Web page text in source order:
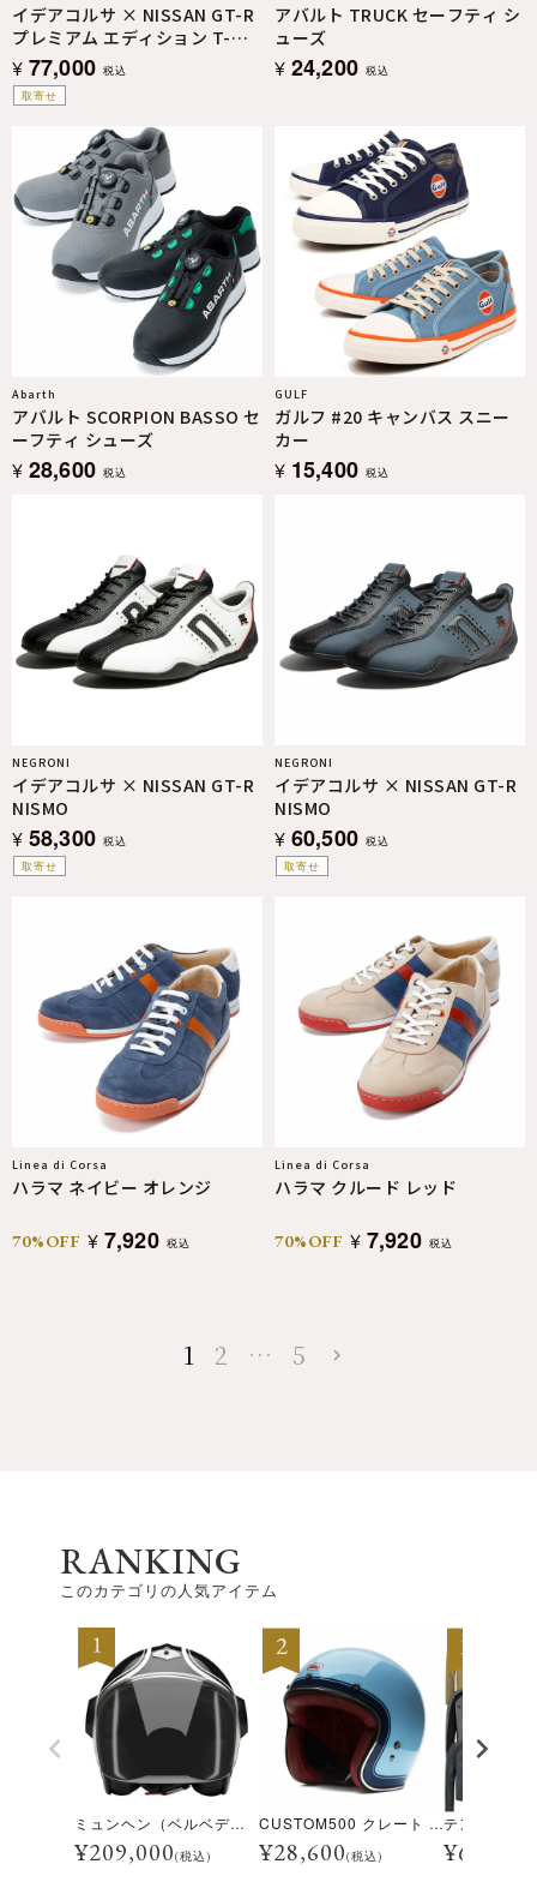
取寄せ
イデアコルサ × NISSAN GT-R
プレミアム エディション T-
spec
¥ 77,000 税込
アバルト TRUCK セーフティ シ
ューズ
¥ 24,200 税込
Abarth
アバルト SCORPION BASSO セ
ーフティ シューズ
¥ 28,600 税込
GULF
ガルフ #20 キャンバス スニー
カー
¥ 15,400 税込
取寄せ
NEGRONI
イデアコルサ × NISSAN GT-R
NISMO
¥ 58,300 税込
取寄せ
NEGRONI
イデアコルサ × NISSAN GT-R
NISMO
¥ 60,500 税込
Linea di Corsa
ハラマ ネイビー オレンジ
70%OFF ¥ 7,920 税込
Linea di Corsa
ハラマ クルード レッド
70%OFF ¥ 7,920 税込
1 2 … 5
RANKING
このカテゴリの人気アイテム
ミュンヘン（ベルベデーレ）
¥209,000(税込)
CUSTOM500 クレート アイスブルー
¥28,600(税込) ¥69,300